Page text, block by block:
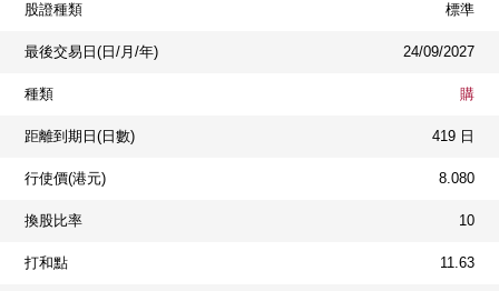
股證種類 標準
最後交易日(日/月/年) 24/09/2027
種類 購
距離到期日(日數) 419 日
行使價(港元) 8.080
換股比率 10
打和點 11.63